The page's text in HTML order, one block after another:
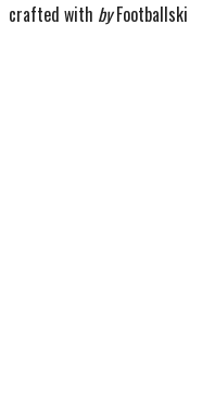
crafted with byFootballski